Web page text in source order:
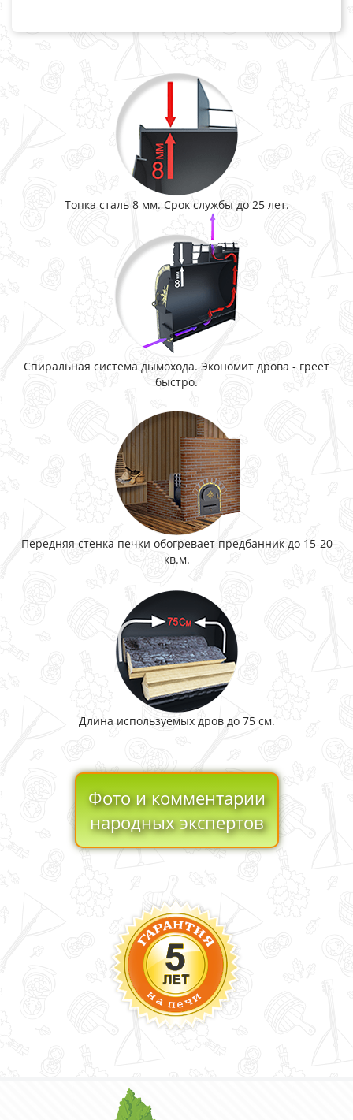
Топка сталь 8 мм. Срок службы до 25 лет.
Спиральная система дымохода. Экономит дрова - греет
быстро.
Передняя стенка печки обогревает предбанник до 15-20
кв.м.
Длина используемых дров до 75 см.
Фото и комментарии
народных экспертов